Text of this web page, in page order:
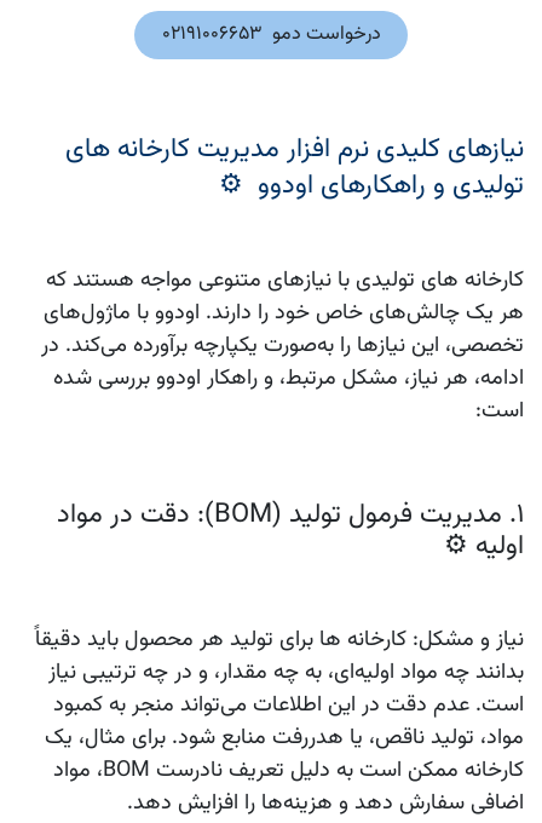
درخواست دمو 02191006653
نیازهای کلیدی نرم افزار مدیریت کارخانه‌ های
تولیدی و راهکارهای اودوو ⚙️
کارخانه‌ های تولیدی با نیازهای متنوعی مواجه هستند که
هر یک چالش‌های خاص خود را دارند. اودوو با ماژول‌های
تخصصی، این نیازها را به‌صورت یکپارچه برآورده می‌کند. در
ادامه، هر نیاز، مشکل مرتبط، و راهکار اودوو بررسی شده
است:
1. مدیریت فرمول تولید (BOM): دقت در مواد
اولیه ⚙️
نیاز و مشکل: کارخانه‌ ها برای تولید هر محصول باید دقیقاً
بدانند چه مواد اولیه‌ای، به چه مقدار، و در چه ترتیبی نیاز
است. عدم دقت در این اطلاعات می‌تواند منجر به کمبود
مواد، تولید ناقص، یا هدررفت منابع شود. برای مثال، یک
کارخانه ممکن است به دلیل تعریف نادرست BOM، مواد
اضافی سفارش دهد و هزینه‌ها را افزایش دهد.